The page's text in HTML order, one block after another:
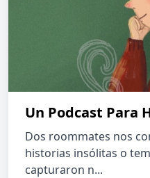
Un Podcast Para
Dos roommates nos
historias insólitas o
capturaron n...